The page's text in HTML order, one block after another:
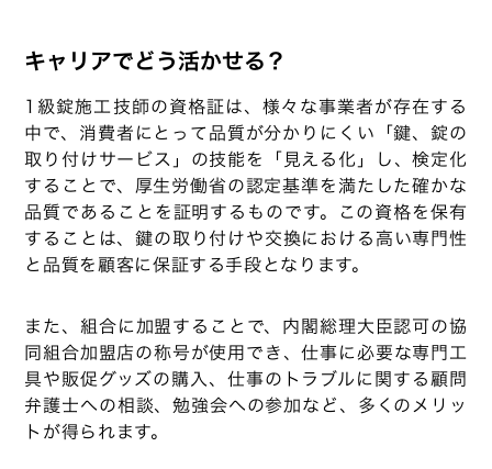
キャリアでどう活かせる？
1級錠施工技師の資格証は、様々な事業者が存在する
中で、消費者にとって品質が分かりにくい「鍵、錠の
取り付けサービス」の技能を「見える化」し、検定化
することで、厚生労働省の認定基準を満たした確かな
品質であることを証明するものです。この資格を保有
することは、鍵の取り付けや交換における高い専門性
と品質を顧客に保証する手段となります。
また、組合に加盟することで、内閣総理大臣認可の協
同組合加盟店の称号が使用でき、仕事に必要な専門工
具や販促グッズの購入、仕事のトラブルに関する顧問
弁護士への相談、勉強会への参加など、多くのメリッ
トが得られます。